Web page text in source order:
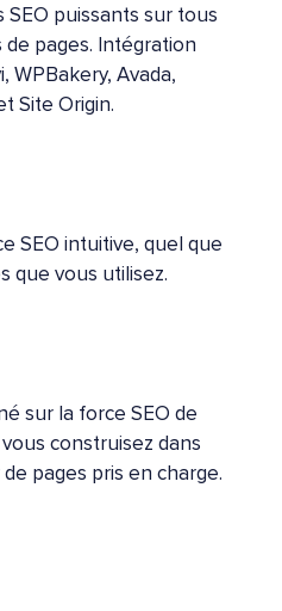
SEO puissants sur tous
pages. Intégration
WPBakery, Avada,
Site Origin.
SEO intuitive, quel que
que vous utilisez.
sur la force SEO de
construisez dans
pages pris en charge.